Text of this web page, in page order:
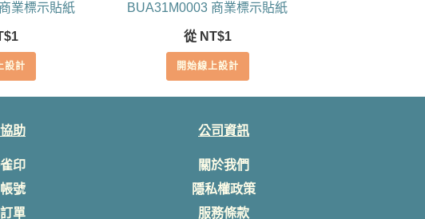
業標示貼紙
1
設計
BUA31M0003 商業標示貼紙
從 NT$1
開始線上設計
助
印
號
單
公司資訊
關於我們
隱私權政策
服務條款